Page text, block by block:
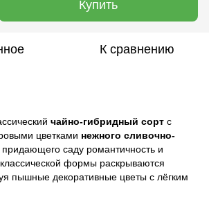
Купить
К сравнению
чайно-гибридный сорт с
цветками нежного сливочно-
, придающего саду романтичность и
формы раскрываются
пышные декоративные цветы с лёгким